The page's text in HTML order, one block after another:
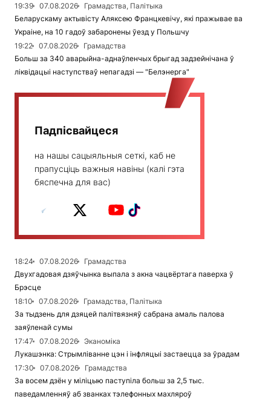
19:39
07.08.2026
Грамадства, Палітыка
Беларускаму актывісту Аляксею Францкевічу, які пражывае ва
Украіне, на 10 гадоў забаронены ўезд у Польшчу
19:22
07.08.2026
Грамадства
Больш за 340 аварыйна-аднаўленчых брыгад задзейнічана ў
ліквідацыі наступстваў непагадзі — "Белэнерга"
Падпісвайцеся
на нашы сацыяльныя сеткі, каб не
прапусціць важныя навіны (калі гэта
бяспечна для вас)
18:24 07.08.2026
Грамадства
Двухгадовая дзяўчынка выпала з акна чацвёртага паверха ў
Брэсце
18:10
07.08.2026
Грамадства, Палітыка
За тыдзень для дзяцей палітвязняў сабрана амаль палова
заяўленай сумы
17:47
07.08.2026
Эканоміка
Лукашэнка: Стрымліванне цэн і інфляцыі застаецца за ўрадам
17:30
07.08.2026
Грамадства
За восем дзён у міліцыю паступіла больш за 2,5 тыс.
паведамленняў аб званках тэлефонных махляроў